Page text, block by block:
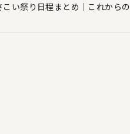
こい祭り日程まとめ｜これから